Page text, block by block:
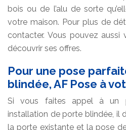
bois ou de l’alu de sorte
votre maison. Pour plus de
contacter. Vous pouvez
découvrir ses offres.
Pour une pose
blindée, AF Pose à
Si vous faites appel à un
installation de porte blindée, il
la porte existante et la pose